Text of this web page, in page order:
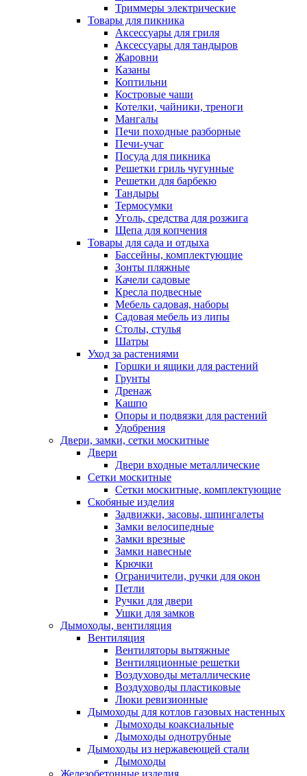
Триммеры электрические
Товары для пикника
Аксессуары для гриля
Аксессуары для тандыров
Жаровни
Казаны
Коптильни
Костровые чаши
Котелки, чайники, треноги
Мангалы
Печи походные разборные
Печи-учаг
Посуда для пикника
Решетки гриль чугунные
Решетки для барбекю
Тандыры
Термосумки
Уголь, средства для розжига
Щепа для копчения
Товары для сада и отдыха
Бассейны, комплектующие
Зонты пляжные
Качели садовые
Кресла подвесные
Мебель садовая, наборы
Садовая мебель из липы
Столы, стулья
Шатры
Уход за растениями
Горшки и ящики для растений
Грунты
Дренаж
Кашпо
Опоры и подвязки для растений
Удобрения
Двери, замки, сетки москитные
Двери
Двери входные металлические
Сетки москитные
Сетки москитные, комплектующие
Скобяные изделия
Задвижки, засовы, шпингалеты
Замки велосипедные
Замки врезные
Замки навесные
Крючки
Ограничители, ручки для окон
Петли
Ручки для двери
Ушки для замков
Дымоходы, вентиляция
Вентиляция
Вентиляторы вытяжные
Вентиляционные решетки
Воздуховоды металлические
Воздуховоды пластиковые
Люки ревизионные
Дымоходы для котлов газовых настенных
Дымоходы коаксиальные
Дымоходы однотрубные
Дымоходы из нержавеющей стали
Дымоходы
Железобетонные изделия